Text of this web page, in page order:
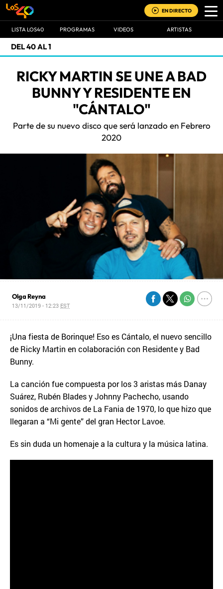
EN DIRECTO
LISTA LOS40 PROGRAMAS VIDEOS ARTISTAS
DEL 40 AL 1
RICKY MARTIN SE UNE A BAD
BUNNY Y RESIDENTE EN
"CÁNTALO"
Parte de su nuevo disco que será lanzado en Febrero
2020
Olga Reyna
13/11/2019 - 12:23 EST
¡Una fiesta de Borinque! Eso es Cántalo, el nuevo sencillo
de Ricky Martin en colaboración con Residente y Bad
Bunny.
La canción fue compuesta por los 3 aristas más Danay
Suárez, Rubén Blades y Johnny Pachecho, usando
sonidos de archivos de La Fania de 1970, lo que hizo que
llegaran a “Mi gente” del gran Hector Lavoe.
Es sin duda un homenaje a la cultura y la música latina.